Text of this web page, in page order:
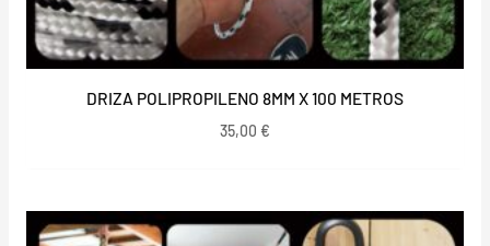
DRIZA POLIPROPILENO 8MM X 100 METROS
35,00 €
Rango
de